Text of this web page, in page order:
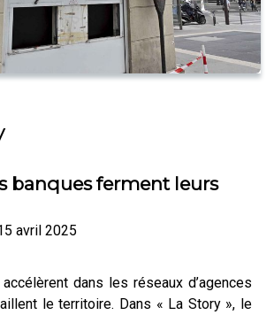
banques ferment leurs
avril 2025
dans les réseaux d’agences
le territoire. Dans « La Story », le